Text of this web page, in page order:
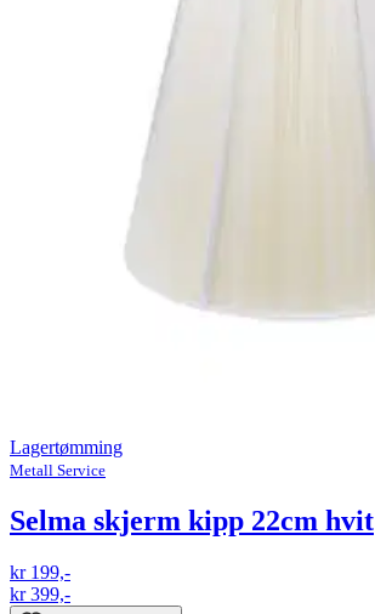
Lagertømming
Metall Service
Selma skjerm kipp 22cm hvit
kr 199,-
kr 399,-